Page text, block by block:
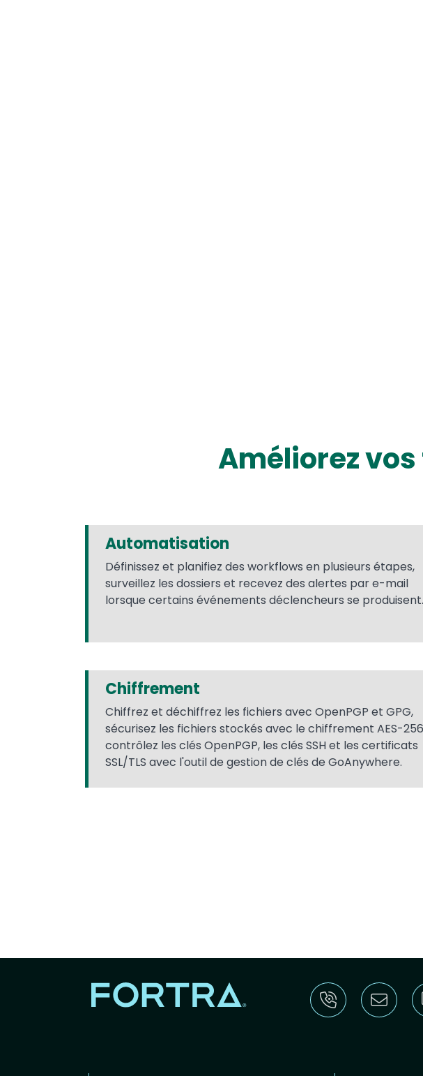
Améliorez
Automatisation
Définissez et planifiez des workflows en plusieurs étapes,
surveillez les dossiers et recevez des alertes par e-mail
lorsque certains événements déclencheurs se produisent.
Chiffrement
Chiffrez et déchiffrez les fichiers avec OpenPGP et GPG,
sécurisez les fichiers stockés avec le chiffrement AES-
contrôlez les clés OpenPGP, les clés SSH et les certificats
SSL/TLS avec l'outil de gestion de clés de GoAnywhere.